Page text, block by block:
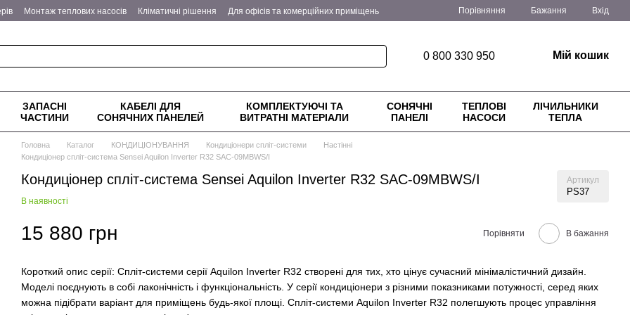
Монтаж теплових насосів Кліматичні рішення
Для офісів та комерційних приміщень
Порівняння Бажання Вхід
0 800 330 950 Мій кошик
ЗАПАСНІ
ЧАСТИНИ
КАБЕЛІ ДЛЯ
СОНЯЧНИХ ПАНЕЛЕЙ
КОМПЛЕКТУЮЧІ ТА
ВИТРАТНІ МАТЕРІАЛИ
СОНЯЧНІ
ПАНЕЛІ
ТЕПЛОВІ
НАСОСИ
ЛІЧИЛЬНИКИ
ТЕПЛА
Головна Каталог КОНДИЦІОНУВАННЯ Кондиціонери спліт-системи
Настінні
Кондиціонер спліт-система Sensei Aquilon Inverter R32 SAC-09MBWS/I
Кондиціонер спліт-система Sensei Aquilon Inverter R32 SAC-09MBWS/I Артикул
PS37
В наявності
15 880 грн Порівняти В бажання
Короткий опис серії: Спліт-системи серії Aquilon Inverter R32 створені для тих, хто цінує сучасний мінімалістичний дизайн.
Моделі поєднують в собі лаконічність і функціональність. У серії кондиціонери з різними показниками потужності, серед яких
можна підібрати варіант для приміщень будь-якої площі. Спліт-системи Aquilon Inverter R32 полегшують процес управління